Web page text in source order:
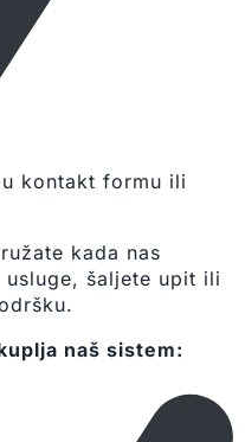
kontakt formu ili
kada nas
šaljete upit ili
naš sistem: